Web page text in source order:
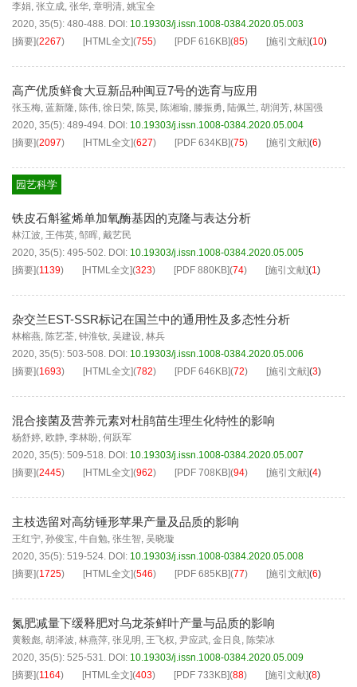
李娟, 张立成, 张华, 章明清, 姚宝全
2020, 35(5): 480-488. DOI: 10.19303/j.issn.1008-0384.2020.05.003
[摘要](2267) [HTML全文](755) [PDF 616KB](85) [施引文献](10)
高产优质鲜食大豆新品种闽豆7号的选育与应用
张玉梅, 蓝新隆, 陈伟, 徐日荣, 陈昊, 陈湘瑜, 滕振勇, 陆佩兰, 胡润芳, 林国强
2020, 35(5): 489-494. DOI: 10.19303/j.issn.1008-0384.2020.05.004
[摘要](2097) [HTML全文](627) [PDF 634KB](75) [施引文献](6)
园艺科学
铁皮石斛鲨烯单加氧酶基因的克隆与表达分析
林江波, 王伟英, 邹晖, 戴艺民
2020, 35(5): 495-502. DOI: 10.19303/j.issn.1008-0384.2020.05.005
[摘要](1139) [HTML全文](323) [PDF 880KB](74) [施引文献](1)
杂交兰EST-SSR标记在国兰中的通用性及多态性分析
林榕燕, 陈艺荃, 钟淮钦, 吴建设, 林兵
2020, 35(5): 503-508. DOI: 10.19303/j.issn.1008-0384.2020.05.006
[摘要](1693) [HTML全文](782) [PDF 646KB](72) [施引文献](3)
混合接菌及营养元素对杜鹃苗生理生化特性的影响
杨舒婷, 欧静, 李林盼, 何跃军
2020, 35(5): 509-518. DOI: 10.19303/j.issn.1008-0384.2020.05.007
[摘要](2445) [HTML全文](962) [PDF 708KB](94) [施引文献](4)
主枝选留对高纺锤形苹果产量及品质的影响
王红宁, 孙俊宝, 牛自勉, 张生智, 吴晓璇
2020, 35(5): 519-524. DOI: 10.19303/j.issn.1008-0384.2020.05.008
[摘要](1725) [HTML全文](546) [PDF 685KB](77) [施引文献](6)
氮肥减量下缓释肥对乌龙茶鲜叶产量与品质的影响
黄毅彪, 胡泽波, 林燕萍, 张见明 , 王飞权, 尹应武, 金日良 , 陈荣冰
2020, 35(5): 525-531. DOI: 10.19303/j.issn.1008-0384.2020.05.009
[摘要](1164) [HTML全文](403) [PDF 733KB](88) [施引文献](8)